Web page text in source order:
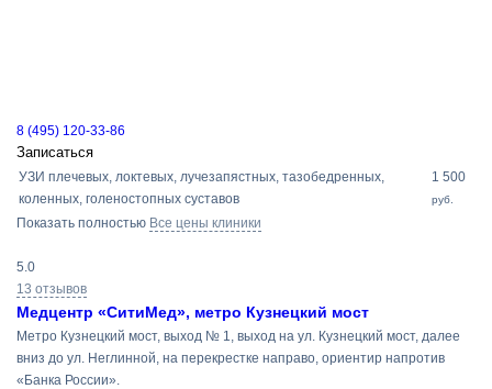
8 (495) 120-33-86
Записаться
УЗИ плечевых, локтевых, лучезапястных, тазобедренных,
коленных, голеностопных суставов
1 500
руб.
Показать полностью Все цены клиники
5.0
13 отзывов
Медцентр «СитиМед», метро Кузнецкий мост
Метро Кузнецкий мост, выход № 1, выход на ул. Кузнецкий мост, далее
вниз до ул. Неглинной, на перекрестке направо, ориентир напротив
«Банка России».